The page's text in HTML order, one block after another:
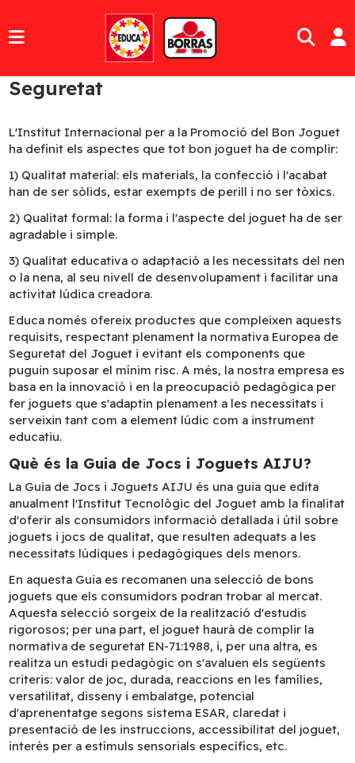
Seguretat
L'Institut Internacional per a la Promoció del Bon Joguet
ha definit els aspectes que tot bon joguet ha de complir:
1) Qualitat material: els materials, la confecció i l'acabat
han de ser sòlids, estar exempts de perill i no ser tòxics.
2) Qualitat formal: la forma i l'aspecte del joguet ha de ser
agradable i simple.
3) Qualitat educativa o adaptació a les necessitats del nen
o la nena, al seu nivell de desenvolupament i facilitar una
activitat lúdica creadora.
Educa només ofereix productes que compleixen aquests
requisits, respectant plenament la normativa Europea de
Seguretat del Joguet i evitant els components que
puguin suposar el mínim risc. A més, la nostra empresa es
basa en la innovació i en la preocupació pedagògica per
fer joguets que s'adaptin plenament a les necessitats i
serveixin tant com a element lúdic com a instrument
educatiu.
Què és la Guia de Jocs i Joguets AIJU?
La Guia de Jocs i Joguets AIJU és una guia que edita
anualment l'Institut Tecnològic del Joguet amb la finalitat
d'oferir als consumidors informació detallada i útil sobre
joguets i jocs de qualitat, que resulten adequats a les
necessitats lúdiques i pedagògiques dels menors.
En aquesta Guia es recomanen una selecció de bons
joguets que els consumidors podran trobar al mercat.
Aquesta selecció sorgeix de la realització d'estudis
rigorosos; per una part, el joguet haurà de complir la
normativa de seguretat EN-71:1988, i, per una altra, es
realitza un estudi pedagògic on s'avaluen els següents
criteris: valor de joc, durada, reaccions en les famílies,
versatilitat, disseny i embalatge, potencial
d'aprenentatge segons sistema ESAR, claredat i
presentació de les instruccions, accessibilitat del joguet,
interès per a estímuls sensorials específics, etc.